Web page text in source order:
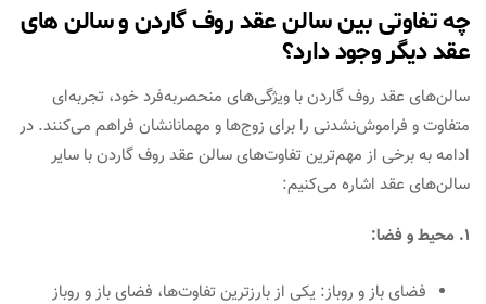
چه تفاوتی بین سالن عقد روف گاردن و سالن های
عقد دیگر وجود دارد؟
سالن‌های عقد روف گاردن با ویژگی‌های منحصربه‌فرد خود، تجربه‌ای
متفاوت و فراموش‌نشدنی را برای زوج‌ها و مهمانانشان فراهم می‌کنند. در
ادامه به برخی از مهم‌ترین تفاوت‌های سالن عقد روف گاردن با سایر
سالن‌های عقد اشاره می‌کنیم:
۱. محیط و فضا:
فضای باز و روباز: یکی از بارزترین تفاوت‌ها، فضای باز و روباز